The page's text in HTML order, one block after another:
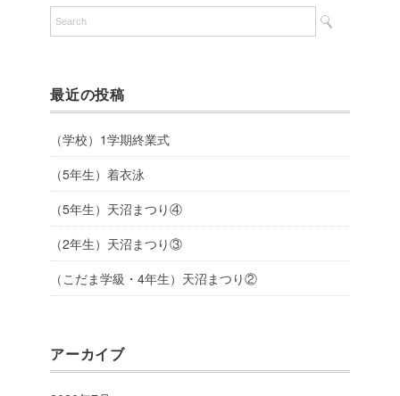
最近の投稿
（学校）1学期終業式
（5年生）着衣泳
（5年生）天沼まつり④
（2年生）天沼まつり③
（こだま学級・4年生）天沼まつり②
アーカイブ